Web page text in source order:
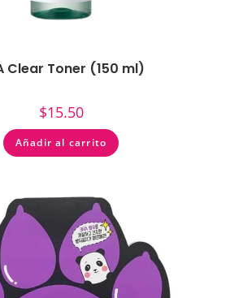
Clear Toner (150 ml)
$15.50
Añadir al carrito